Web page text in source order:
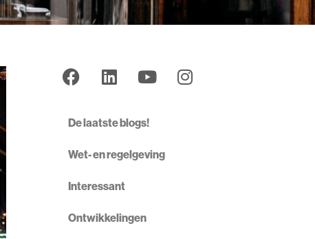
De laatste blogs!
Wet- en regelgeving
Interessant
Ontwikkelingen